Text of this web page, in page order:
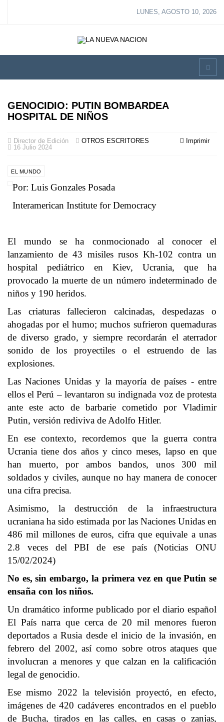
LUNES, AGOSTO 10, 2026
GENOCIDIO: PUTIN BOMBARDEA
HOSPITAL DE NIÑOS
Imprimir
Director de Edición
OTROS ESCRITORES
16 Julio 2024
EL MUNDO
Por: Luis Gonzales Posada
Interamerican Institute for Democracy
El mundo se ha conmocionado al conocer el
lanzamiento de 43 misiles rusos Kh-102 contra un
hospital pediátrico en Kiev, Ucrania, que ha
provocado la muerte de un número indeterminado de
niños y 190 heridos.
Las criaturas fallecieron calcinadas, despedazas o
ahogadas por el humo; muchos sufrieron quemaduras
de diverso grado, y siempre recordarán el aterrador
sonido de los proyectiles o el estruendo de las
explosiones.
Las Naciones Unidas y la mayoría de países - entre
ellos el Perú – levantaron su indignada voz de protesta
ante este acto de barbarie cometido por Vladimir
Putin, versión rediviva de Adolfo Hitler.
En ese contexto, recordemos que la guerra contra
Ucrania tiene dos años y cinco meses, lapso en que
han muerto, por ambos bandos, unos 300 mil
soldados y civiles, aunque no hay manera de conocer
una cifra precisa.
Asimismo, la destrucción de la infraestructura
ucraniana ha sido estimada por las Naciones Unidas en
486 mil millones de euros, cifra que equivale a unas
2.8 veces del PBI de ese país (Noticias ONU
15/02/2024)
No es, sin embargo, la primera vez en que Putin se
ensaña con los niños.
Un dramático informe publicado por el diario español
El País narra que cerca de 20 mil menores fueron
deportados a Rusia desde el inicio de la invasión, en
febrero del 2002, así como sobre otros ataques que
involucran a menores y que calzan en la calificación
legal de genocidio.
Ese mismo 2022 la televisión proyectó, en efecto,
imágenes de 420 cadáveres encontrados en el pueblo
de Bucha, tirados en las calles, en casas o zanjas,